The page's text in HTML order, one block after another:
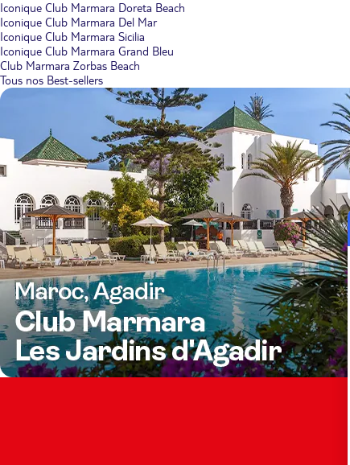
Iconique Club Marmara Doreta Beach
Iconique Club Marmara Del Mar
Iconique Club Marmara Sicilia
Iconique Club Marmara Grand Bleu
Club Marmara Zorbas Beach
Tous nos Best-sellers